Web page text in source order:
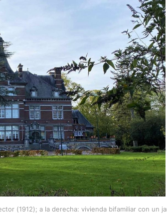
(1912); a la derecha: vivienda bifamiliar con un